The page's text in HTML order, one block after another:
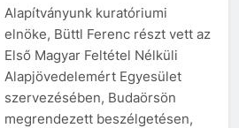
Alapítványunk kuratóriumi
elnöke, Büttl Ferenc részt vett az
Első Magyar Feltétel Nélküli
Alapjövedelemért Egyesület
szervezésében, Budaörsön
megrendezett beszélgetésen,